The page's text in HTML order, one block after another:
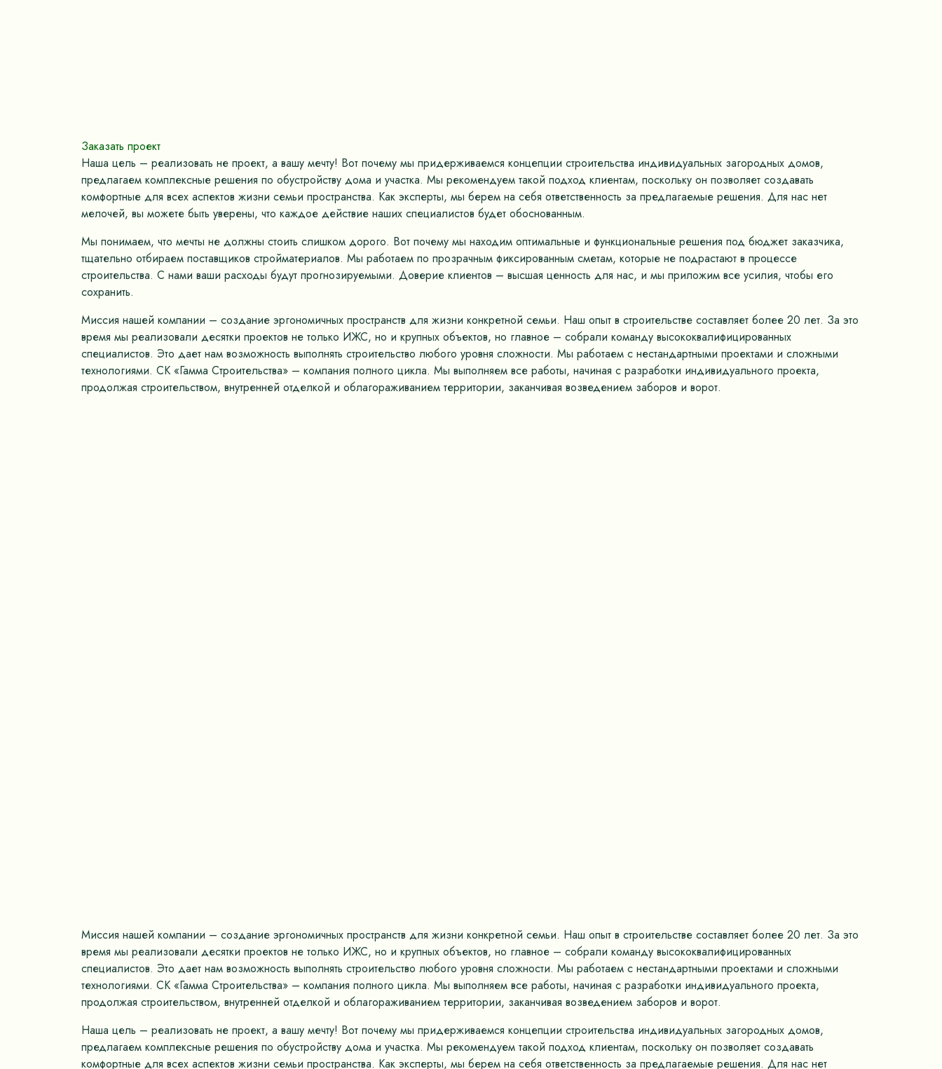
Заказать проект
Наша цель – реализовать не проект, а вашу мечту! Вот почему мы придерживаемся концепции строительства индивидуальных загородных домов,
предлагаем комплексные решения по обустройству дома и участка. Мы рекомендуем такой подход клиентам, поскольку он позволяет создавать
комфортные для всех аспектов жизни семьи пространства. Как эксперты, мы берем на себя ответственность за предлагаемые решения. Для нас нет
мелочей, вы можете быть уверены, что каждое действие наших специалистов будет обоснованным.
Мы понимаем, что мечты не должны стоить слишком дорого. Вот почему мы находим оптимальные и функциональные решения под бюджет заказчика,
тщательно отбираем поставщиков стройматериалов. Мы работаем по прозрачным фиксированным сметам, которые не подрастают в процессе
строительства. С нами ваши расходы будут прогнозируемыми. Доверие клиентов – высшая ценность для нас, и мы приложим все усилия, чтобы его
сохранить.
Миссия нашей компании – создание эргономичных пространств для жизни конкретной семьи. Наш опыт в строительстве составляет более 20 лет. За это
время мы реализовали десятки проектов не только ИЖС, но и крупных объектов, но главное – собрали команду высококвалифицированных
специалистов. Это дает нам возможность выполнять строительство любого уровня сложности. Мы работаем с нестандартными проектами и сложными
технологиями. СК «Гамма Строительства» – компания полного цикла. Мы выполняем все работы, начиная с разработки индивидуального проекта,
продолжая строительством, внутренней отделкой и облагораживанием территории, заканчивая возведением заборов и ворот.
Миссия нашей компании – создание эргономичных пространств для жизни конкретной семьи. Наш опыт в строительстве составляет более 20 лет. За это
время мы реализовали десятки проектов не только ИЖС, но и крупных объектов, но главное – собрали команду высококвалифицированных
специалистов. Это дает нам возможность выполнять строительство любого уровня сложности. Мы работаем с нестандартными проектами и сложными
технологиями. СК «Гамма Строительства» – компания полного цикла. Мы выполняем все работы, начиная с разработки индивидуального проекта,
продолжая строительством, внутренней отделкой и облагораживанием территории, заканчивая возведением заборов и ворот.
Наша цель – реализовать не проект, а вашу мечту! Вот почему мы придерживаемся концепции строительства индивидуальных загородных домов,
предлагаем комплексные решения по обустройству дома и участка. Мы рекомендуем такой подход клиентам, поскольку он позволяет создавать
комфортные для всех аспектов жизни семьи пространства. Как эксперты, мы берем на себя ответственность за предлагаемые решения. Для нас нет